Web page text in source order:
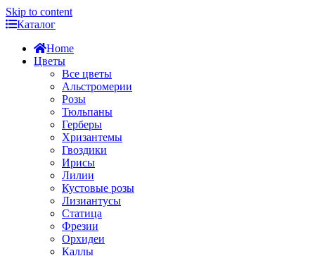
Skip to content
Каталог
Home
Цветы
Все цветы
Альстромерии
Розы
Тюльпаны
Герберы
Хризантемы
Гвоздики
Ирисы
Лилии
Кустовые розы
Лизиантусы
Статица
Фрезии
Орхидеи
Каллы